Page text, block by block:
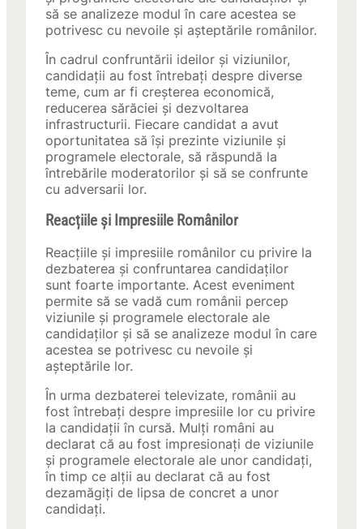
să se analizeze modul în care acestea se
potrivesc cu nevoile și așteptările românilor.
În cadrul confruntării ideilor și viziunilor,
candidații au fost întrebați despre diverse
teme, cum ar fi creșterea economică,
reducerea sărăciei și dezvoltarea
infrastructurii. Fiecare candidat a avut
oportunitatea să își prezinte viziunile și
programele electorale, să răspundă la
întrebările moderatorilor și să se confrunte
cu adversarii lor.
Reacțiile și Impresiile Românilor
Reacțiile și impresiile românilor cu privire la
dezbaterea și confruntarea candidaților
sunt foarte importante. Acest eveniment
permite să se vadă cum românii percep
viziunile și programele electorale ale
candidaților și să se analizeze modul în care
acestea se potrivesc cu nevoile și
așteptările lor.
În urma dezbaterei televizate, românii au
fost întrebați despre impresiile lor cu privire
la candidații în cursă. Mulți români au
declarat că au fost impresionați de viziunile
și programele electorale ale unor candidați,
în timp ce alții au declarat că au fost
dezamăgiți de lipsa de concret a unor
candidați.